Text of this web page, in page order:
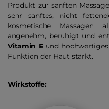
Produkt zur sanften
sehr sanftes, nicht
kosmetische Massagen
angenehm, beruhigt und
Vitamin Eund hochwertiges
Funktion der Haut stärkt.
Wirkstoffe: